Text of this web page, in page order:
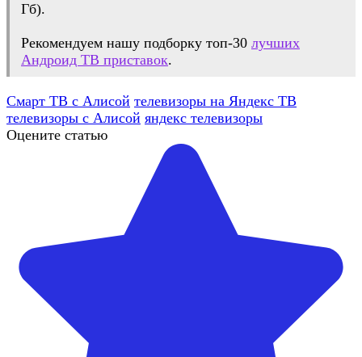
Гб).
Рекомендуем нашу подборку топ-30 лучших
Андроид ТВ приставок.
Смарт ТВ с Алисой телевизоры на Яндекс ТВ
телевизоры с Алисой яндекс телевизоры
Оцените статью